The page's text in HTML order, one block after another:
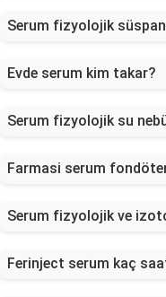
Serum fizyolojik
Evde serum kim takar?
Serum fizyolojik su
Farmasi serum
Serum fizyolojik ve
Ferinject serum kaç